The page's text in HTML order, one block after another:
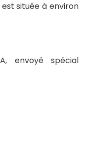
située à environ
envoyé spécial